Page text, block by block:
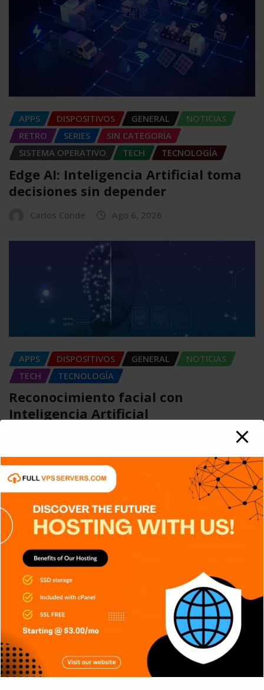
APPS DISPOSITIVOS GENERAL
NOTICIAS
RETRO
SERIES
SIN CATEGORÍA
SISTEMA OPERATIVO
TECH TECNOLOGÍA
Edge AI: Inteligencia Artificial toma
decisiones sin depender
Carlos Conde Ago 6, 2026
APPS DISPOSITIVOS GENERAL
NOTICIAS
TECH
TECNOLOGÍA
Reconocimiento facial con
Inteligencia Artificial
APPS
NOTICIAS
SERIES
SERVICIOS DE TRANSMISIÓN
SIN CATEGORÍA
TECNOLOGÍA
Criptografía de Curva Elíptica (ECC):
Más seguridad